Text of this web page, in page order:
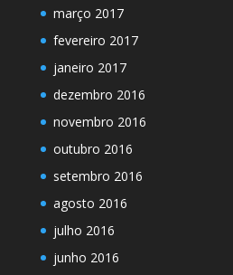
março 2017
fevereiro 2017
janeiro 2017
dezembro 2016
novembro 2016
outubro 2016
setembro 2016
agosto 2016
julho 2016
junho 2016